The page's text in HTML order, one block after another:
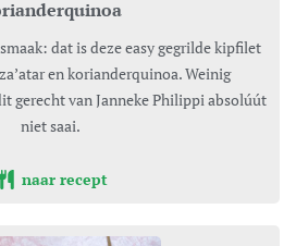
en korianderquinoa. Weinig
gerecht van Janneke Philippi absolúút
niet saai.
naar recept